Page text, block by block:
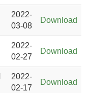
2022-
03-08
Download
2022-
02-27
Download
2022-
02-17
Download